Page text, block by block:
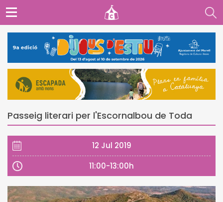
Passeig literari per l'Escornalbou de Toda
12 Jul 2019
11:00-13:00h